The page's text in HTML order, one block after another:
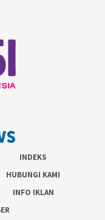
INDEKS
HUBUNGI KAMI
INFO IKLAN